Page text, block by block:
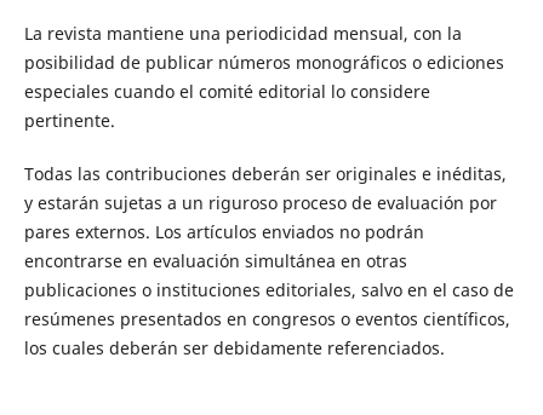
La revista mantiene una periodicidad mensual, con la
posibilidad de publicar números monográficos o ediciones
especiales cuando el comité editorial lo considere
pertinente.
Todas las contribuciones deberán ser originales e inéditas,
y estarán sujetas a un riguroso proceso de evaluación por
pares externos. Los artículos enviados no podrán
encontrarse en evaluación simultánea en otras
publicaciones o instituciones editoriales, salvo en el caso de
resúmenes presentados en congresos o eventos científicos,
los cuales deberán ser debidamente referenciados.